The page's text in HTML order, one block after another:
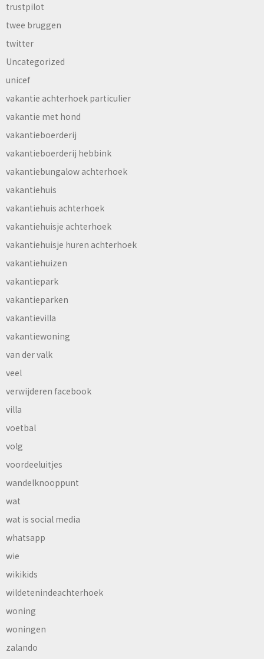
trustpilot
twee bruggen
twitter
Uncategorized
unicef
vakantie achterhoek particulier
vakantie met hond
vakantieboerderij
vakantieboerderij hebbink
vakantiebungalow achterhoek
vakantiehuis
vakantiehuis achterhoek
vakantiehuisje achterhoek
vakantiehuisje huren achterhoek
vakantiehuizen
vakantiepark
vakantieparken
vakantievilla
vakantiewoning
van der valk
veel
verwijderen facebook
villa
voetbal
volg
voordeeluitjes
wandelknooppunt
wat
wat is social media
whatsapp
wie
wikikids
wildetenindeachterhoek
woning
woningen
zalando